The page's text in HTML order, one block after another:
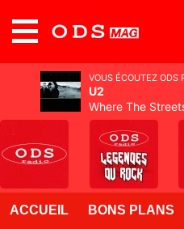
ACCUEIL BONS PLANS
VOUS ÉCOUTEZ ODS
U2
Where The